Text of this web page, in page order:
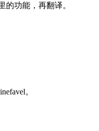
的功能，再翻译。
。